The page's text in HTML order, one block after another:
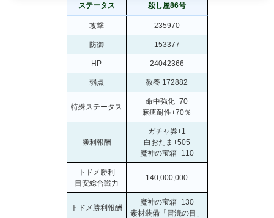
ステータス 殺し屋86号
攻撃 235970
防御 153377
HP 24042366
弱点 教養 172882
特殊ステータス
命中強化+70
麻痺耐性+70％
勝利報酬
ガチャ券+1
白おたま+505
魔神の宝箱+110
トドメ勝利
目安総合戦力
140,000,000
トドメ勝利報酬
魔神の宝箱+130
素材装備「冒涜の目」